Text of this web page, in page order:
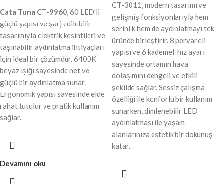
Cata Tuna CT-9960, 60 LED’li
güçlü yapısı ve şarj edilebilir
tasarımıyla elektrik kesintileri ve
taşınabilir aydınlatma ihtiyaçları
için ideal bir çözümdür. 6400K
beyaz ışığı sayesinde net ve
güçlü bir aydınlatma sunar.
Ergonomik yapısı sayesinde elde
rahat tutulur ve pratik kullanım
sağlar.
Devamını oku
CT-3011, modern tasarımı ve
gelişmiş fonksiyonlarıyla hem
serinlik hem de aydınlatmayı tek
üründe birleştirir. 8 pervaneli
yapısı ve 6 kademeli hız ayarı
sayesinde ortamın hava
dolaşımını dengeli ve etkili
şekilde sağlar. Sessiz çalışma
özelliği ile konforlu bir kullanım
sunarken, dimlenebilir LED
aydınlatması ile yaşam
alanlarınıza estetik bir dokunuş
katar.